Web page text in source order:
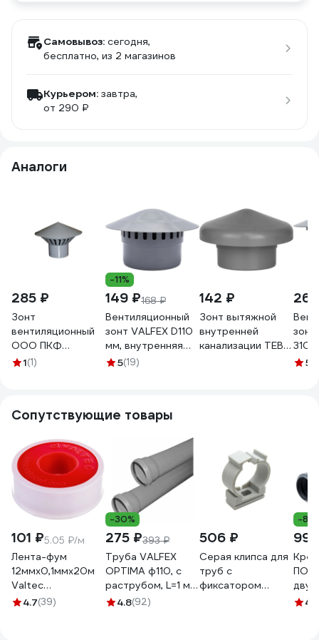
Самовывоз: сегодня,
бесплатно, из 2 магазинов
Курьером: завтра,
от 290 ₽
Аналоги
285 ₽
Зонт
вентиляционный
ООО ПКФ
Сварком д=110
1(1)
-11%
149 ₽168 ₽
Вентиляционный
зонт VALFEX D110
мм, внутренняя
канализация
5(19)
142 ₽
Зонт вытяжной
внутренней
канализации TEBO
зонт
5
Сопутствующие товары
101 ₽5.05 ₽/м
Лента-фум
12ммх0,1ммх20м
Valtec
VT.PTFE.0.121020
4.7(39)
-30%
275 ₽393 ₽
Труба VALFEX
OPTIMA ф110, с
раструбом, L=1 м,
внутренняя
4.8(92)
506 ₽
Серая клипса для
труб с
фиксатором
-8%
4.3